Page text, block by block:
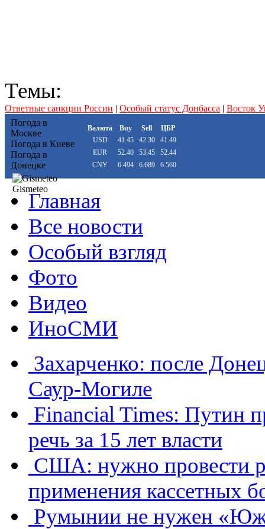
Темы:
Ответные санкции России | Особый статус Донбасса | Восток
Погода в
Москве
Погода в Киеве
Погода в
Донецке
Gismeteo
Валюта Buy Sell
ЦБР
USD
41.45 42.30
41.49
EUR
52.40 53.45
52.44
CNY
6.494 6.689 6.560
Главная
Все новости
Особый взгляд
Фото
Видео
ИноСМИ
Захарченко: после
Саур-Могиле
Financial Times: Путин
речь за 15 лет власти
​США: нужно провести
применения кассетных
Румынии не нужен